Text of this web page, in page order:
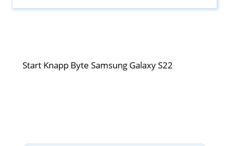
Start Knapp Byte Samsung Galaxy S22